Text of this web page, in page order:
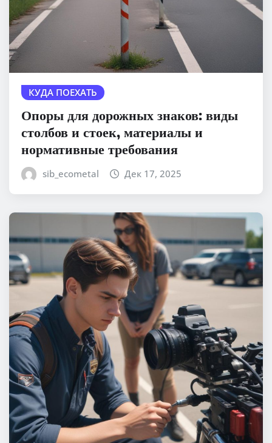
КУДА ПОЕХАТЬ
Опоры для дорожных знаков: виды
столбов и стоек, материалы и
нормативные требования
sib_ecometal Дек 17, 2025